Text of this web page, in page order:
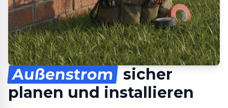
Außenstrom sicher
planen und installieren